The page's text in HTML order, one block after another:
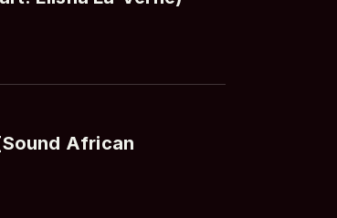
African